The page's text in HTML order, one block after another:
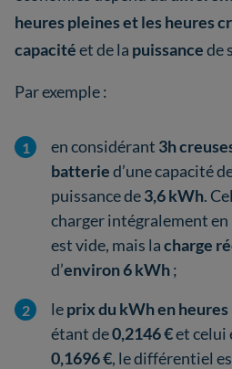
heures pleines et les heures
capacitéet de la puissancede
Par exemple :
en considérant 3h
batteried’une capacité
puissance de3,6 kWh.
charger intégralement en
est vide, mais lacharge
d’environ 6 kWh;
leprix du kWh en
étant de0,2146 €et celui
0,1696 €, le différentiel